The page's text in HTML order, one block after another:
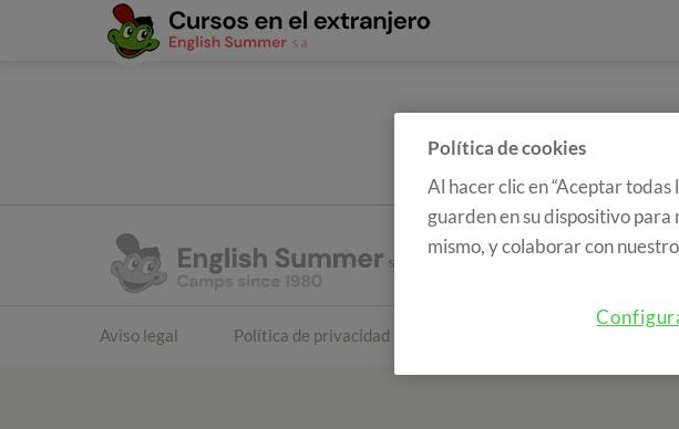
Aviso legal Política de privacidad
Política de cookies
Al hacer clic en “Aceptar todas
guarden en su dispositivo
mismo, y colaborar con